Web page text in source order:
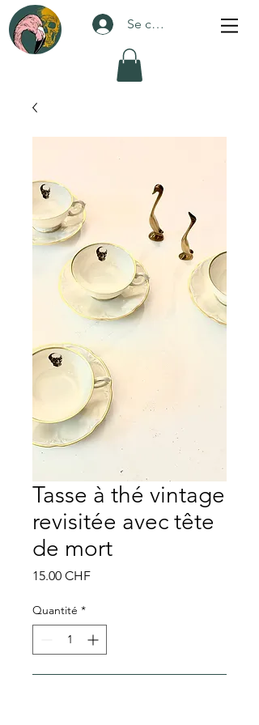
Se connecter
Tasse à thé vintage
revisitée avec tête
de mort
15.00 CHFPrix
Quantité *